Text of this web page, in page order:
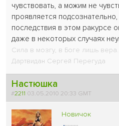
чувствовать, а можим не
проявляется
последствия в этом ракурсе
даже в некоторых случаях
Сила в мозгу, в Боге лишь вера.
Дартвидан Сергей Перегуда
Настюшка
#2211 03.05.2010 20:33 GMT
Новичок